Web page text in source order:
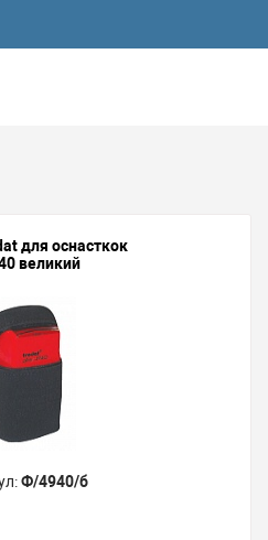
для оснасткок
великий
Ф/4940/б